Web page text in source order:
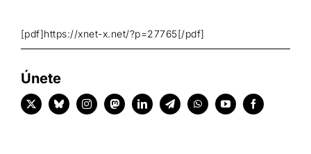
[pdf]https://xnet-x.net/?p=27765[/pdf]
Únete